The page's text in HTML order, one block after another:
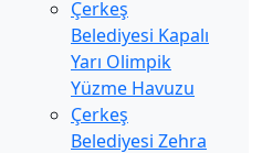
Çerkeş
Belediyesi Kapalı
Yarı Olimpik
Yüzme Havuzu
Çerkeş
Belediyesi Zehra